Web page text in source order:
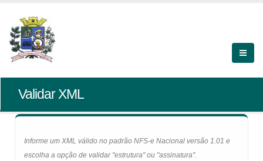
Validar XML
Informe um XML válido no padrão NFS-e Nacional versão 1.01 e
escolha a opção de validar "estrutura" ou "assinatura".